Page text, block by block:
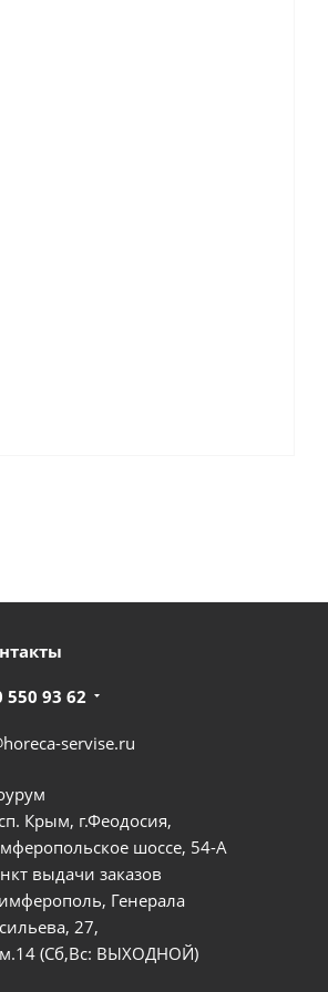
550 93 62
servise.ru
Крым, г.Феодосия,
шоссе, 54-А
выдачи заказов
Генерала
27,
(Сб,Вс: ВЫХОДНОЙ)